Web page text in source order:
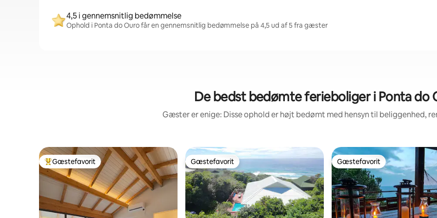
4,5 i gennemsnitlig bedømmelse
Ophold i Ponta do Ouro får en gennemsnitlig bedømmelse på 4,5 ud af 5 fra gæster
De bedst bedømte ferieboliger i Ponta do
Gæster er enige: Disse ophold er højt bedømt med hensyn til beliggenhed,
Bedste gæstefavorit
Gæstefavorit Gæstefavorit
Gæstefavorit Gæstefavorit
Gæstefavorit